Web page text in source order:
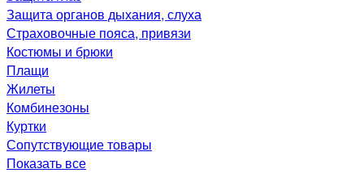
Защита органов дыхания, слуха
Страховочные пояса, привязи
Костюмы и брюки
Плащи
Жилеты
Комбинезоны
Куртки
Сопутствующие товары
Показать все